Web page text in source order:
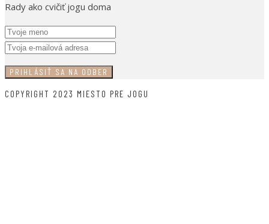
Rady ako cvičiť jogu doma
COPYRIGHT 2023 MIESTO PRE JOGU